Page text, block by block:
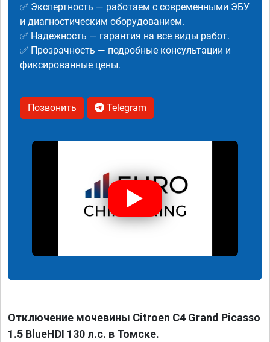
✅ Экспертность — работаем с современными ЭБУ
и диагностическим оборудованием.
✅ Надежность — гарантия на все виды работ.
✅ Прозрачность — подробные консультации и
фиксированные цены.
Позвонить Telegram
Отключение мочевины Citroen C4 Grand Picasso
1.5 BlueHDI 130 л.с. в Томске.